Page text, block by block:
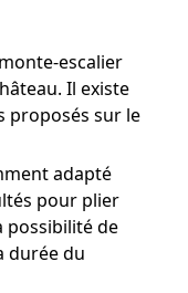
escalier
Il existe
proposés sur le
adapté
pour plier
possibilité de
durée du